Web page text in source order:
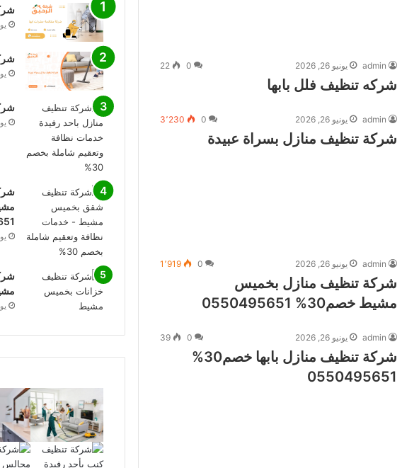
admin يونيو 26, 2026 0
22
شركه تنظيف فلل بابها
admin يونيو 26, 2026 0 3٬230
شركة تنظيف منازل بسراة عبيدة
admin يونيو 26, 2026 0 1٬919
شركة تنظيف منازل بخميس
مشيط خصم30% 0550495651
admin يونيو 26, 2026 0
39
شركة تنظيف منازل بابها خصم30%
0550495651